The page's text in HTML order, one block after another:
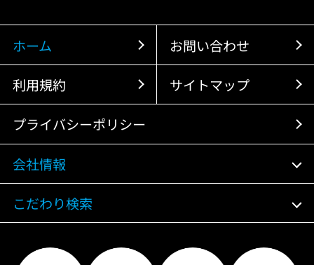
ホーム お問い合わせ
利用規約 サイトマップ
プライバシーポリシー
会社情報
こだわり検索